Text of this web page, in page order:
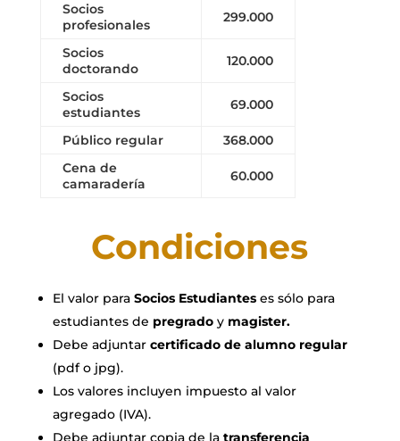
Socios
profesionales
299.000
Socios
doctorando
120.000
Socios
estudiantes
69.000
Público regular
368.000
Cena de
camaradería
60.000
Condiciones
El valor para Socios Estudianteses sólo para
estudiantes de pregradoy magister.
Debe adjuntar certificado de alumno regular
(pdf o jpg).
Los valores incluyen impuesto al valor
agregado (IVA).
Debe adjuntar copia de la transferencia